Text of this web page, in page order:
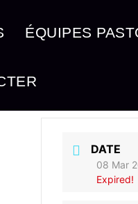
ÉQUIPES
DATE
08 Mar
Expired!